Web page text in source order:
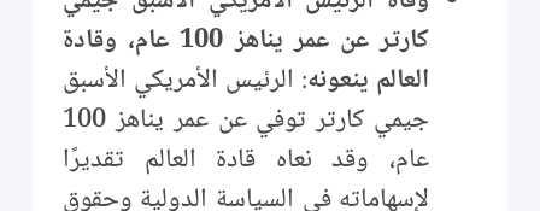
كارتر عن عمر يناهز 100 عام، وقادة
العالم ينعونه: الرئيس الأمريكي الأسبق
جيمي كارتر توفي عن عمر يناهز 100
عام، وقد نعاه قادة العالم تقديرًا
لإسهاماته في السياسة الدولية وحقوق